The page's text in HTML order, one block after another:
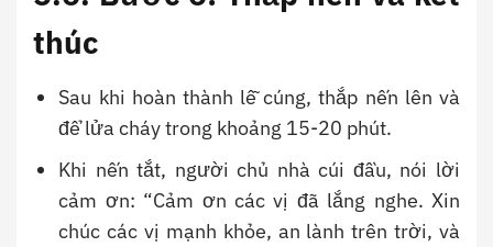
thúc
Sau khi hoàn thành lễ cúng, thắp nến lên và
để lửa cháy trong khoảng 15-20 phút.
Khi nến tắt, người chủ nhà cúi đầu, nói lời
cảm ơn: “Cảm ơn các vị đã lắng nghe. Xin
chúc các vị mạnh khỏe, an lành trên trời, và